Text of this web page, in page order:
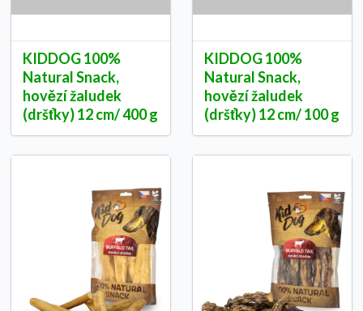
KIDDOG 100%
Natural Snack,
hovězí žaludek
(dršťky) 12 cm/ 400 g
KIDDOG 100%
Natural Snack,
hovězí žaludek
(dršťky) 12 cm/ 100 g